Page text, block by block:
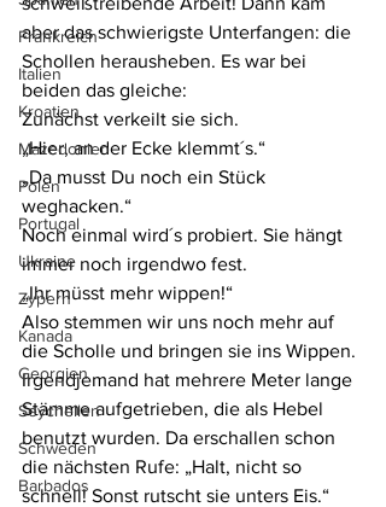
Frankreich
Italien
Kroatien
Mazedonien
Polen
Portugal
Ukraine
Zypern
Kanada
Georgien
Seychellen
Schweden
Barbados
aber das schwierigste Unterfangen: die
Schollen herausheben. Es war bei
beiden das gleiche:
Zunächst verkeilt sie sich.
„Hier, an der Ecke klemmt´s.“
„Da musst Du noch ein Stück
weghacken.“
Noch einmal wird´s probiert. Sie hängt
immer noch irgendwo fest.
„Ihr müsst mehr wippen!“
Also stemmen wir uns noch mehr auf
die Scholle und bringen sie ins Wippen.
Irgendjemand hat mehrere Meter lange
Stämme aufgetrieben, die als Hebel
benutzt wurden. Da erschallen schon
die nächsten Rufe: „Halt, nicht so
schnell! Sonst rutscht sie unters Eis.“